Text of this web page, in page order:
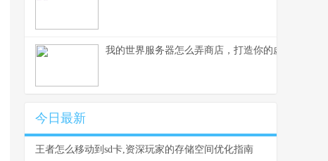
我的世界服务器怎么弄商店，打造你的虚拟商业帝
今日最新
王者怎么移动到sd卡,资深玩家的存储空间优化指南